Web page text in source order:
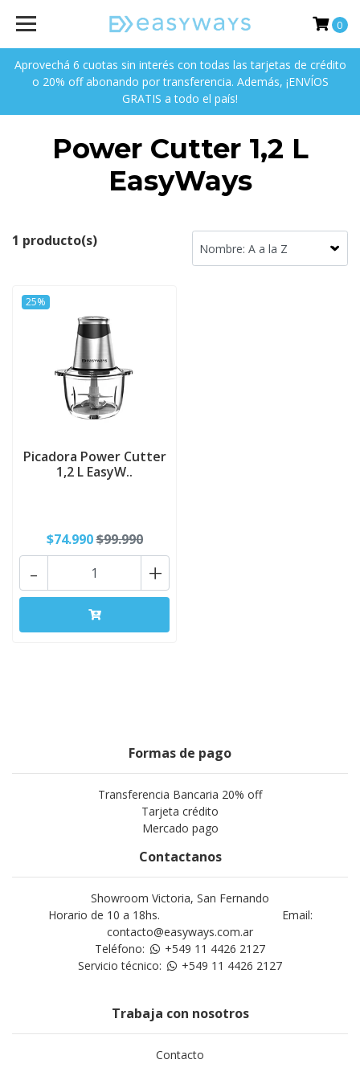
Aprovechá 6 cuotas sin interés con todas las tarjetas de crédito
o 20% off abonando por transferencia. Además, ¡ENVÍOS
GRATIS a todo el país!
0
Power Cutter 1,2 L
EasyWays
1 producto(s)
25%
Picadora Power Cutter
1,2 L EasyW..
$74.990$99.990
+
-
Formas de pago
Transferencia Bancaria 20% off
Tarjeta crédito
Mercado pago
Contactanos
Showroom Victoria, San Fernando
Horario de 10 a 18hs. Email:
contacto@easyways.com.ar
Teléfono:
+549 11 4426 2127
Servicio técnico:
+549 11 4426 2127
Trabaja con nosotros
Contacto